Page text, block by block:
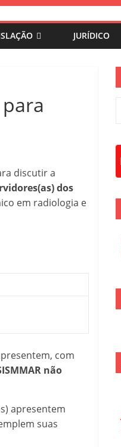
JURÍDICO
discutir a
dos
em radiologia e
com
não
apresentem
suas